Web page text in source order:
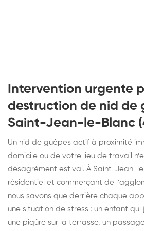
Intervention urgente
destruction de nid de
Saint-Jean-le-Blanc
Un nid de guêpes actif à proximité
domicile ou de votre lieu de travail
désagrément estival. À Saint-Jean-
résidentiel et commerçant de
nous savons que derrière chaque
une situation de stress : un enfant
une piqûre sur la terrasse, un